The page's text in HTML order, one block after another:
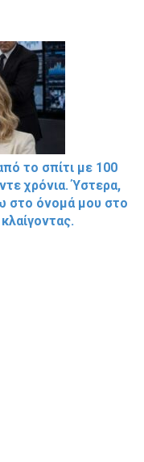
το σπίτι με 100
χρόνια. Ύστερα,
στο όνομά μου στο